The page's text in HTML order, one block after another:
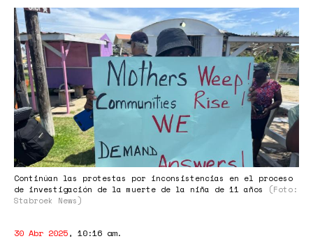
Continúan
las
protestas
por
inconsistencias
en
el
proceso
de
investigación
de
Continúan las protestas por inconsistencias en el proceso
de investigación de la muerte de la niña de 11 años
(Foto:
Stabroek News)
30 Abr 2025, 10:16 am.